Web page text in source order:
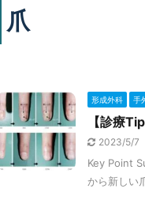
爪
形成外科 手
【診療
2023/5/7
Key Point
から新しい